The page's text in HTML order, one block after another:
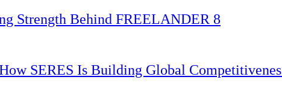
Strength Behind FREELANDER 8
SERES Is Building Global